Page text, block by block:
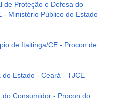
de Proteção e Defesa do
- Ministério Público do Estado
de Itaitinga/CE - Procon de
do Estado - Ceará - TJCE
do Consumidor - Procon do